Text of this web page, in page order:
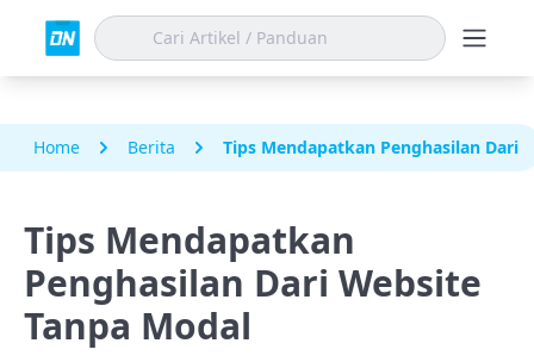
Home Berita Tips Mendapatkan Penghasilan Dari
Tips Mendapatkan
Penghasilan Dari Website
Tanpa Modal